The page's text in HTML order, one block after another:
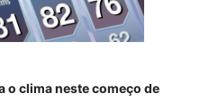
o clima neste começo de